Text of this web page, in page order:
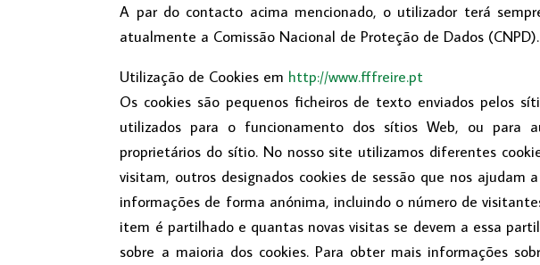
A par do contacto acima mencionado, o utilizador terá
atualmente a Comissão Nacional de Proteção de Dados (CNPD).
Utilização de Cookies em http://www.fffreire.pt
Os cookies são pequenos ficheiros de texto enviados pelos
utilizados para o funcionamento dos sítios Web, ou para
proprietários do sítio. No nosso site utilizamos diferentes
visitam, outros designados cookies de sessão que nos
informações de forma anónima, incluindo o número de
item é partilhado e quantas novas visitas se devem a essa
sobre a maioria dos cookies. Para obter mais informações